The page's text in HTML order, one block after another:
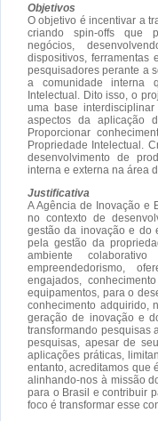
Objetivos
O objetivo é incentivar a
criando spin-offs que
negócios,
dispositivos, ferramentas
pesquisadores perante a
a comunidade interna
Intelectual. Dito isso, o
uma base
aspectos da aplicação
Proporcionar
Propriedade Intelectual.
desenvolvimento de
interna e externa na área
Justificativa
A Agência de Inovação e
no contexto de
gestão da inovação e do
pela gestão da
ambiente
empreendedorismo,
engajados,
equipamentos, para o
conhecimento adquirido,
geração de inovação e
transformando pesquisas
pesquisas, apesar de
aplicações práticas,
entanto, acreditamos que
alinhando-nos à missão
para o Brasil e contribuir
foco é transformar esse